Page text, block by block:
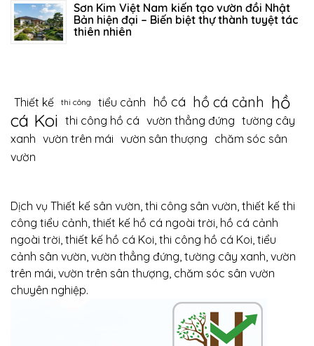
Sơn Kim Việt Nam kiến tạo vườn đồi Nhật
Bản hiện đại – Biến biệt thự thành tuyệt tác
thiên nhiên
Thiết kế thi công tiểu cảnh hồ cá hồ cá cảnh hồ
cá Koi thi công hồ cá vườn thẳng đứng tường cây
xanh vườn trên mái vườn sân thượng chăm sóc sân
vườn
Dịch vụ Thiết kế sân vườn, thi công sân vườn, thiết kế thi
công tiểu cảnh, thiết kế hồ cá ngoài trời, hồ cá cảnh
ngoài trời, thiết kế hồ cá Koi, thi công hồ cá Koi, tiểu
cảnh sân vườn, vườn thẳng đứng, tường cây xanh, vườn
trên mái, vườn trên sân thượng, chăm sóc sân vườn
chuyên nghiệp.